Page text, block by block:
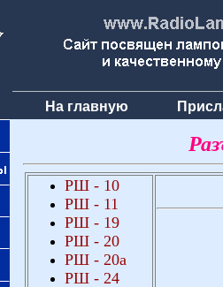
На главную
РШ - 10
РШ - 11
РШ - 19
РШ - 20
РШ - 20а
РШ - 24